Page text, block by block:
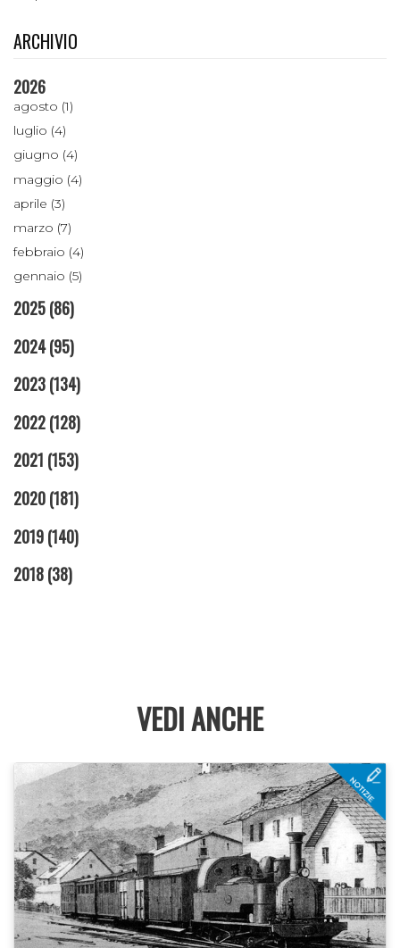
ARCHIVIO
2026
agosto (1)
luglio (4)
giugno (4)
maggio (4)
aprile (3)
marzo (7)
febbraio (4)
gennaio (5)
2025(86)
2024(95)
2023(134)
2022(128)
2021 (153)
2020(181)
2019(140)
2018(38)
VEDI ANCHE